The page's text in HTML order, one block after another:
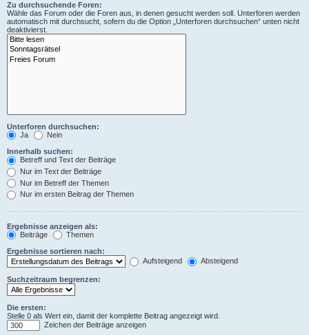
Zu durchsuchende Foren:
Wähle das Forum oder die Foren aus, in denen gesucht werden soll. Unterforen werden
automatisch mit durchsucht, sofern du die Option „Unterforen durchsuchen“ unten nicht
deaktivierst.
Unterforen durchsuchen:
Ja
Nein
Innerhalb suchen:
Betreff und Text der Beiträge
Nur im Text der Beiträge
Nur im Betreff der Themen
Nur im ersten Beitrag der Themen
Ergebnisse anzeigen als:
Beiträge
Themen
Ergebnisse sortieren nach:
Aufsteigend
Absteigend
Suchzeitraum begrenzen:
Die ersten:
Stelle 0 als Wert ein, damit der komplette Beitrag angezeigt wird.
Zeichen der Beiträge anzeigen